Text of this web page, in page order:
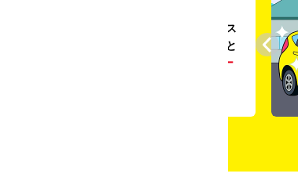
。ガソリンス
タンドや整備工場の既存インフラを活用すること
リー